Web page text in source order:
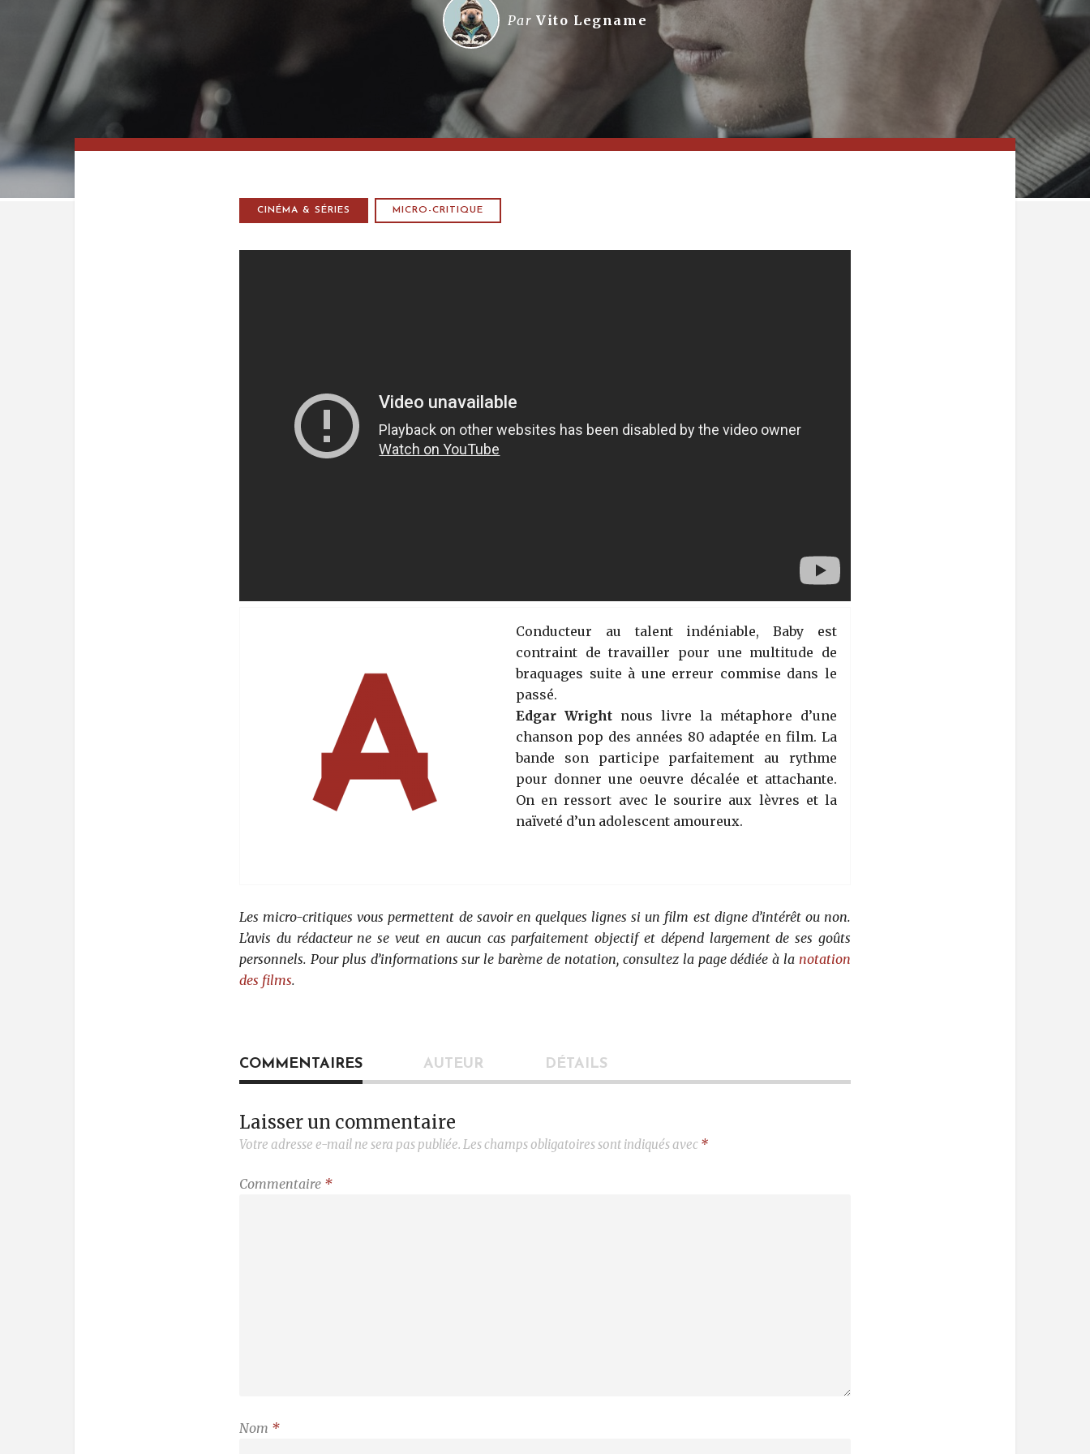
ParVito Legname
CINÉMA & SÉRIES MICRO-CRITIQUE
Conducteur au talent indéniable, Baby est
contraint de travailler pour une multitude de
braquages suite à une erreur commise dans le
passé.
Edgar Wright nous livre la métaphore d’une
chanson pop des années 80 adaptée en film. La
bande son participe parfaitement au rythme
pour donner une oeuvre décalée et attachante.
On en ressort avec le sourire aux lèvres et la
naïveté d’un adolescent amoureux.
Les micro-critiques vous permettent de savoir en quelques lignes si un film est digne d’intérêt ou non.
L’avis du rédacteur ne se veut en aucun cas parfaitement objectif et dépend largement de ses goûts
personnels. Pour plus d’informations sur le barème de notation, consultez la page dédiée à la notation
des films.
COMMENTAIRES AUTEUR DÉTAILS
Laisser un commentaire
Votre adresse e-mail ne sera pas publiée. Les champs obligatoires sont indiqués avec *
Commentaire *
Nom *